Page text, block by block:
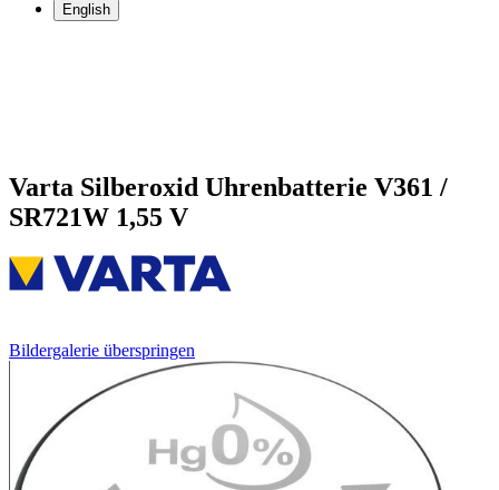
English
Varta Silberoxid Uhrenbatterie V361 /
SR721W 1,55 V
Bildergalerie überspringen